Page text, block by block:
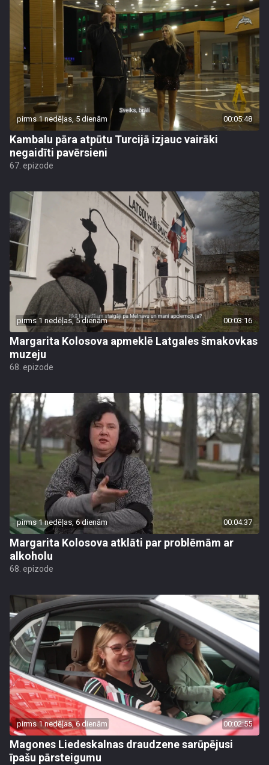
pirms 1 nedēļas, 5 dienām 00:05:48
Kambalu pāra atpūtu Turcijā izjauc vairāki
negaidīti pavērsieni
67. epizode
pirms 1 nedēļas, 5 dienām 00:03:16
Margarita Kolosova apmeklē Latgales šmakovkas
muzeju
68. epizode
pirms 1 nedēļas, 6 dienām 00:04:37
Margarita Kolosova atklāti par problēmām ar
alkoholu
68. epizode
pirms 1 nedēļas, 6 dienām 00:02:55
Magones Liedeskalnas draudzene sarūpējusi
īpašu pārsteigumu